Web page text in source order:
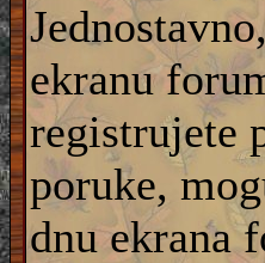
ekranu
registrujete
poruke,
dnu ekrana